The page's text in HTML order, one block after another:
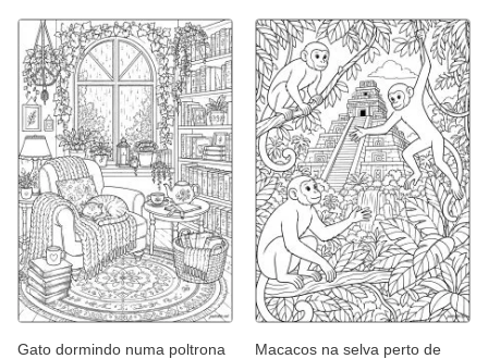
Gato dormindo numa poltrona
Macacos na selva perto de